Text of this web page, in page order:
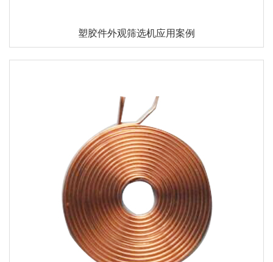
塑胶件外观筛选机应用案例